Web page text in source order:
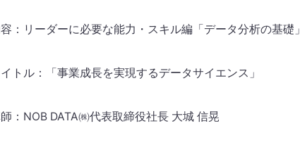
：リーダーに必要な能力・スキル編「データ分析の基礎」
トル：「事業成長を実現するデータサイエンス」
：NOB DATA㈱代表取締役社長 大城 信晃